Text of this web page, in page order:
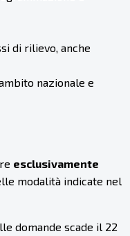
di rilievo, anche
nazionale e
esclusivamente
modalità indicate nel
domande scade il 22